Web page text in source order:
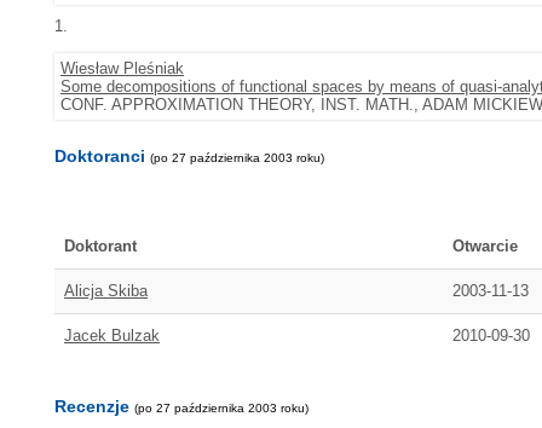
1.
Wiesław Pleśniak
Some decompositions of functional spaces by means of quasi-
CONF. APPROXIMATION THEORY, INST. MATH., ADAM
Doktoranci (po 27 października 2003 roku)
Doktorant Otwarcie
Alicja Skiba 2003-11-13
Jacek Bulzak 2010-09-30
Recenzje (po 27 października 2003 roku)